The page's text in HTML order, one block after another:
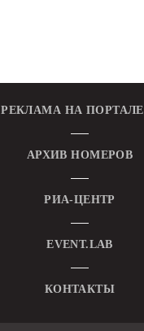
РЕКЛАМА НА ПОРТАЛЕ
АРХИВ НОМЕРОВ
РИА-ЦЕНТР
EVENT.LAB
КОНТАКТЫ